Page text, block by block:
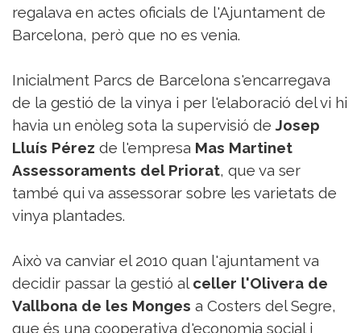
regalava en actes oficials de l'Ajuntament de
Barcelona, però que no es venia.
Inicialment Parcs de Barcelona s'encarregava
de la gestió de la vinya i per l'elaboració del vi hi
havia un enòleg sota la supervisió de Josep
Lluís Pérez de l'empresa Mas Martinet
Assessoraments del Priorat, que va ser
també qui va assessorar sobre les varietats de
vinya plantades.
Això va canviar el 2010 quan l'ajuntament va
decidir passar la gestió al celler l'Olivera de
Vallbona de les Monges a Costers del Segre,
que és una cooperativa d'economia social i